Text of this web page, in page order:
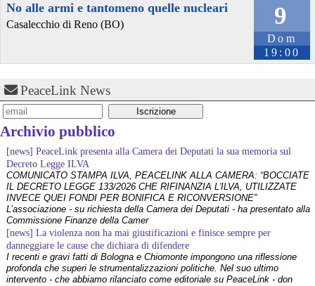
9
Dom
19:00
No alle armi e tantomeno quelle nucleari
Casalecchio di Reno (BO)
PeaceLink News
Archivio pubblico
[news] PeaceLink presenta alla Camera dei Deputati la sua memoria sul
Decreto Legge ILVA
COMUNICATO STAMPA ILVA, PEACELINK ALLA CAMERA: “BOCCIATE
IL DECRETO LEGGE 133/2026 CHE RIFINANZIA L'ILVA, UTILIZZATE
INVECE QUEI FONDI PER BONIFICA E RICONVERSIONE”
L’associazione - su richiesta della Camera dei Deputati - ha presentato alla
Commissione Finanze della Camer
[news] La violenza non ha mai giustificazioni e finisce sempre per
danneggiare le cause che dichiara di difendere
I recenti e gravi fatti di Bologna e Chiomonte impongono una riflessione
profonda che superi le strumentalizzazioni politiche. Nel suo ultimo
intervento - che abbiamo rilanciato come editoriale su PeaceLink - don